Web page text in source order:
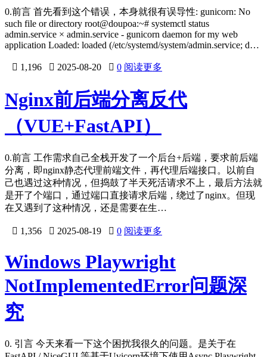
0.前言 首先看到这个错误，本身就很有误导性: gunicorn: No
such file or directory root@doupoa:~# systemctl status
admin.service × admin.service - gunicorn daemon for my web
application Loaded: loaded (/etc/systemd/system/admin.service; d…
 1,196  2025-08-20  0 阅读更多
Nginx前后端分离反代
（VUE+FastAPI）
0.前言 工作需求自己全栈开发了一个后台+后端，要求前后端
分离，即nginx静态代理前端文件，再代理后端接口。以前自
己也遇过这种情况，但捣鼓了半天死活请求不上，最后方法就
是开了个端口，通过端口直接请求后端，绕过了nginx。但现
在又遇到了这种情况，还是需要在生…
 1,356  2025-08-19  0 阅读更多
Windows Playwright
NotImplementedError问题深
究
0. 引言 今天来看一下这个困扰我很久的问题。是关于在